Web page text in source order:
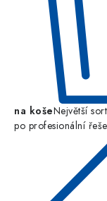
na košeNejvětší
po profesionální